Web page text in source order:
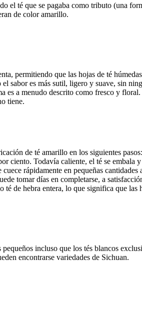
el té que se pagaba como tributo (una
de color amarillo.
permitiendo que las hojas de té
sabor es más sutil, ligero y suave, sin
es a menudo descrito como fresco y
tiene.
de té amarillo en los siguientes
ciento. Todavía caliente, el té se embala
rápidamente en pequeñas cantidades
tomar días en completarse, a
de hebra entera, lo que significa que las
incluso que los tés blancos
encontrarse variedades de Sichuan.